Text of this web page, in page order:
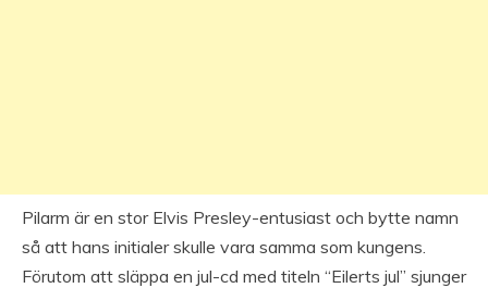
Pilarm är en stor Elvis Presley-entusiast och bytte namn
så att hans initialer skulle vara samma som kungens.
Förutom att släppa en jul-cd med titeln “Eilerts jul” sjunger